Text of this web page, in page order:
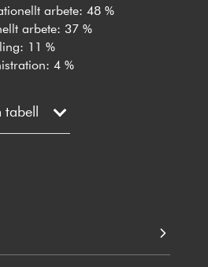
arbete: 48 %
arbete: 37 %
11 %
4 %
tabell